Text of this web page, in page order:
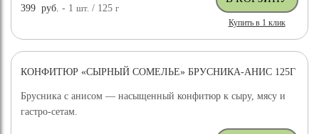
399 руб. - 1шт. / 125г
Купить в 1 клик
КОНФИТЮР «СЫРНЫЙ СОМЕЛЬЕ» БРУСНИКА-АНИС 125Г
Брусника с анисом — насыщенный конфитюр к сыру, мясу и
гастро-сетам.